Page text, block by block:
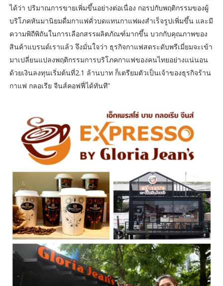
ได้ว่า ปริมาณการขายเพิ่มขึ้นอย่างต่อเนื่อง กอรปกับพฤติกรรมของผู้
บริโภคหันมานิยมดื่มกาแฟคั่วบดแทนกาแฟผงสำเร็จรูปเพิ่มขึ้น และมี
ความพิถีพิถันในการเลือกสรรผลิตภัณฑ์มากขึ้น บวกกับคุณภาพของ
สินค้าแบรนด์เราแล้ว จึงมั่นใจว่า ธุรกิจกาแฟสดระดับพรีเมี่ยมจะเข้า
มาเปลี่ยนแปลงพฤติกรรมการบริโภคกาแฟของคนไทยอย่างแน่นอน
ด้วยเงินลงทุนเริ่มต้นที่2.1 ล้านบาท ก็เตรียมตัวเป็นเจ้าของธุรกิจร้าน
กาแฟ กลอเรีย จีนส์คอฟฟี่ได้ทันที”